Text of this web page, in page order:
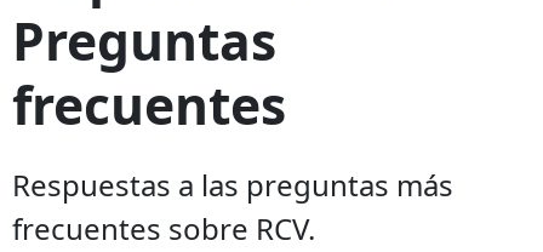
Preguntas
frecuentes
Respuestas a las preguntas más
frecuentes sobre RCV.